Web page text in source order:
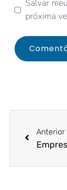
Salvar
próxima
Anterior